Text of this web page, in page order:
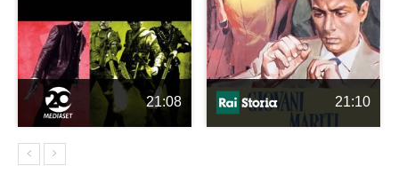
21:08 21:10